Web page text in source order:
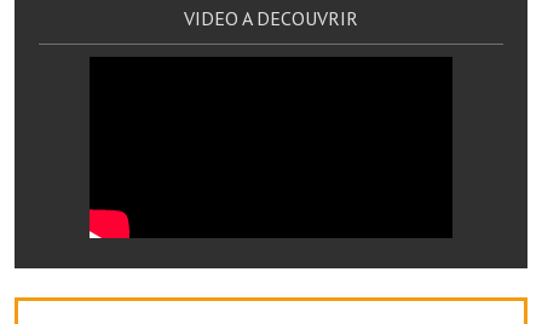
La société musicale de l'Avenir Fressinois
L'association du château
Le club de l'amitié
VIDEO A DECOUVRIR